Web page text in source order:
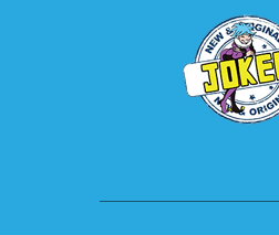
Panneau de gestion des cookies